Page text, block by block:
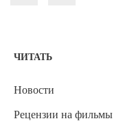
ЧИТАТЬ
Новости
Рецензии на фильмы